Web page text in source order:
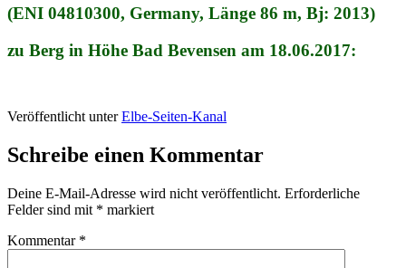
(ENI 04810300, Germany, Länge 86 m, Bj: 2013)
zu Berg in Höhe Bad Bevensen am 18.06.2017:
Veröffentlicht unter Elbe-Seiten-Kanal
Schreibe einen Kommentar
Deine E-Mail-Adresse wird nicht veröffentlicht. Erforderliche
Felder sind mit * markiert
Kommentar *